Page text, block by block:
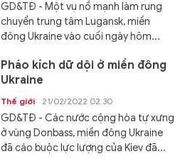
GD&TĐ - Một vụ nổ mạnh làm rung
chuyển trung tâm Lugansk, miền
đông Ukraine vào cuối ngày hôm...
Pháo kích dữ dội ở miền đông
Ukraine
Thế giới 21/02/2022 02:30
GD&TĐ - Các nước cộng hòa tự xưng
ở vùng Donbass, miền đông Ukraine
đã cáo buộc lực lượng của Kiev đã...